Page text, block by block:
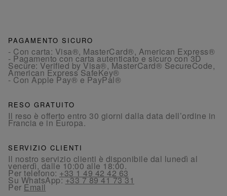
PAGAMENTO SICURO
- Con carta: Visa®, MasterCard®, American Express®
- Pagamento con carta autenticato e sicuro con 3D
Secure: Verified by Visa®, MasterCard® SecureCode,
American Express SafeKey®
- Con Apple Pay® e PayPal®
RESO GRATUITO
Il reso è offerto entro 30 giorni dalla data dell’ordine in
Francia e in Europa.
SERVIZIO CLIENTI
Il nostro servizio clienti è disponibile dal lunedì al
venerdì, dalle 10:00 alle 18:00.
Per telefono:+33 1 49 42 42 63
Su WhatsApp:+33 7 89 41 73 31
PerEmail